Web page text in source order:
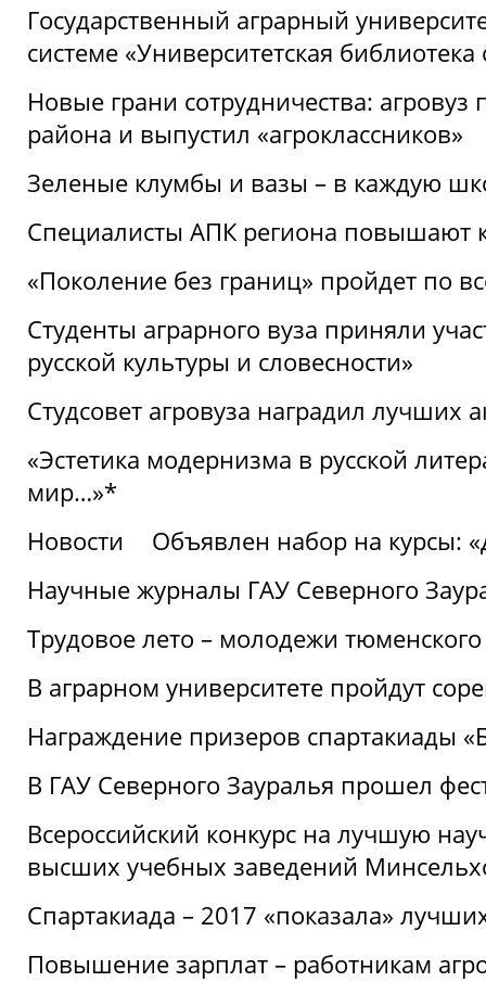
Государственный аграрный
системе «Университетская
Новые грани сотрудничества:
района и выпустил «агроклассников»
Зеленые клумбы и вазы – в каждую
Специалисты АПК региона повышают
«Поколение без границ» пройдет по
Студенты аграрного вуза приняли
русской культуры и словесности»
Студсовет агровуза наградил лучших
«Эстетика модернизма в русской
мир…»*
Новости
Объявлен набор на курсы:
Научные журналы ГАУ Северного
Трудовое лето – молодежи
В аграрном университете пройдут
Награждение призеров спартакиады
В ГАУ Северного Зауралья прошел
Всероссийский конкурс на лучшую
высших учебных заведений
Спартакиада – 2017 «показала»
Повышение зарплат – работникам